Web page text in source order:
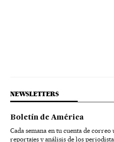
NEWSLETTERS
Boletín de América
Cada semana en tu cuenta de
reportajes y análisis de los